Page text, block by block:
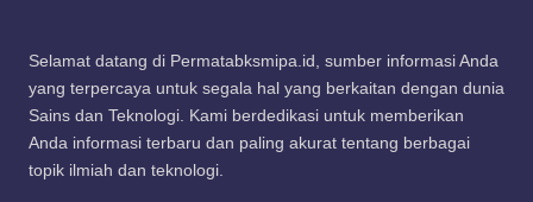
Selamat datang di Permatabksmipa.id, sumber informasi Anda
yang terpercaya untuk segala hal yang berkaitan dengan dunia
Sains dan Teknologi. Kami berdedikasi untuk memberikan
Anda informasi terbaru dan paling akurat tentang berbagai
topik ilmiah dan teknologi.